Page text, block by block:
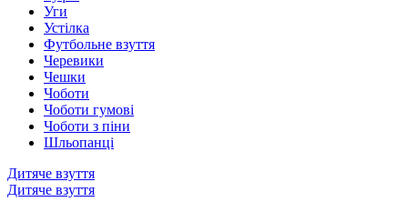
Уги
Устілка
Футбольне взуття
Черевики
Чешки
Чоботи
Чоботи гумові
Чоботи з піни
Шльопанці
Дитяче взуття
Дитяче взуття